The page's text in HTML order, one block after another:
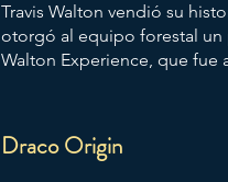
Travis Walton vendió su
otorgó al equipo forestal un
Walton Experience, que fue
Draco Origin